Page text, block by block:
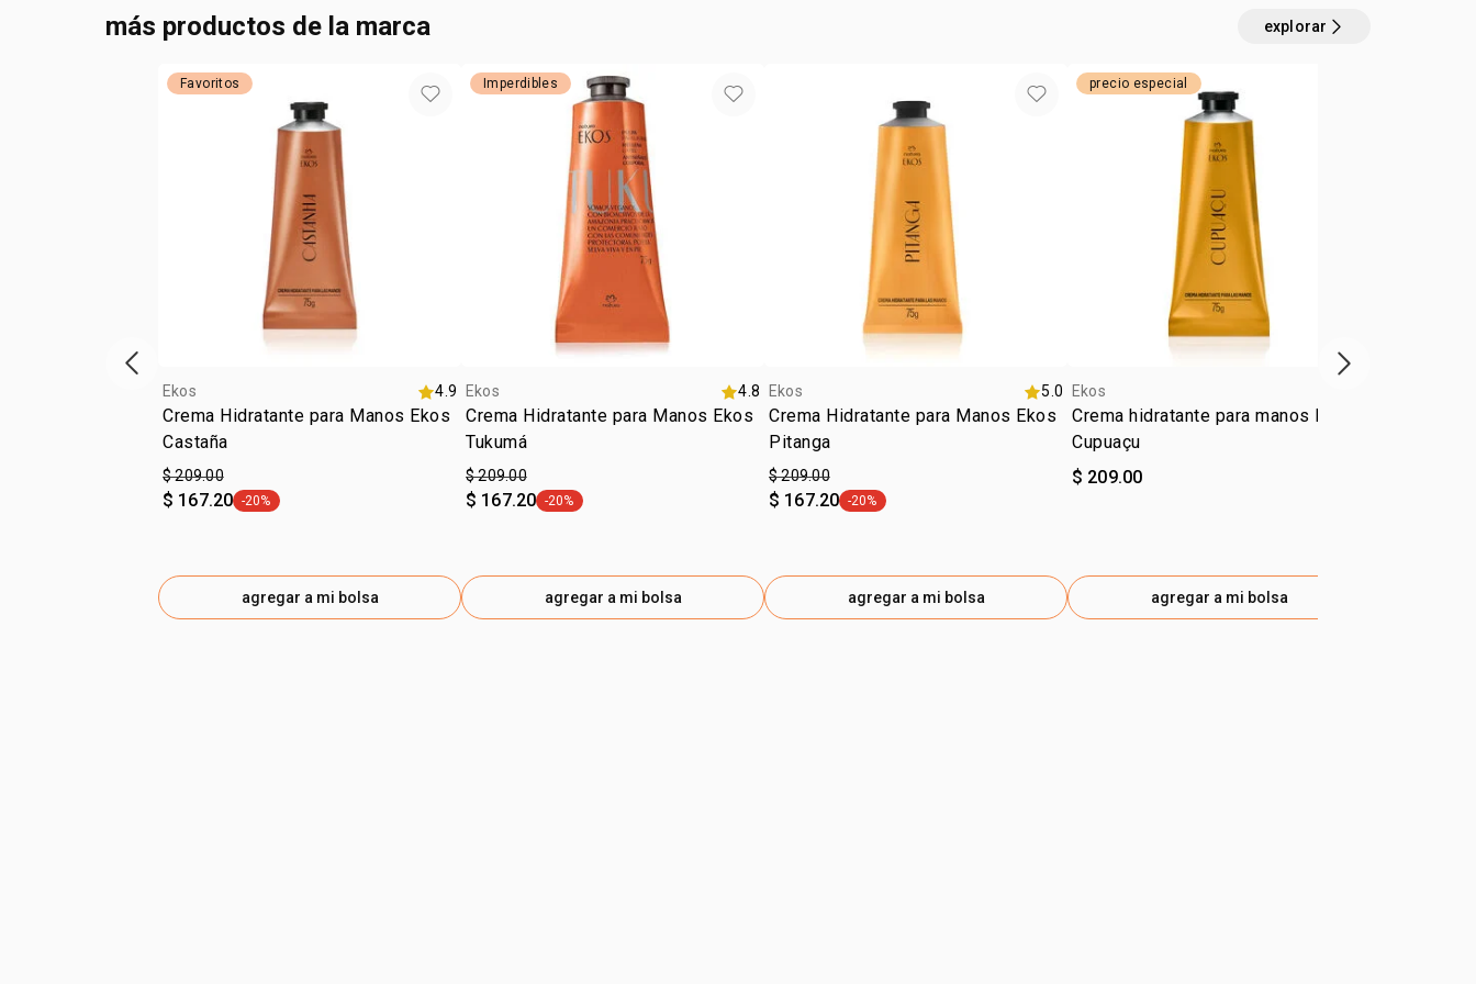
más productos de la marca explorar
Favoritos
Ekos 4.9
Crema Hidratante para Manos Ekos
Castaña
$ 209.00
$ 167.20 etiqueta -20%
-20%
agregar a mi bolsa
Imperdibles
Ekos 4.8
Crema Hidratante para Manos Ekos
Tukumá
$ 209.00
$ 167.20 etiqueta -20%
-20%
agregar a mi bolsa
Ekos 5.0
Crema Hidratante para Manos Ekos
Pitanga
$ 209.00
$ 167.20 etiqueta -20%
-20%
agregar a mi bolsa
precio especial
Ekos
Crema hidratante para manos Ekos
Cupuaçu
$ 209.00
agregar a mi bolsa
ítem anterior próximo item